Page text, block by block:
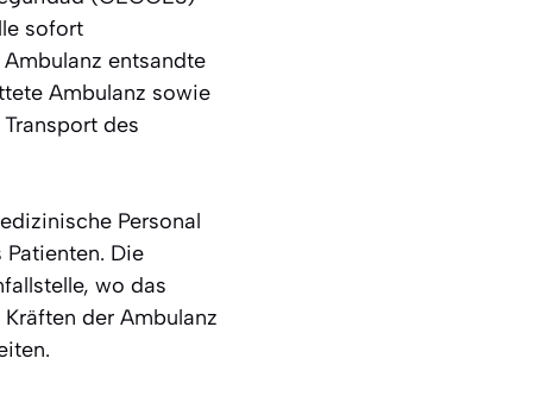
sofort
entsandte
Ambulanz sowie
des
Personal
Die
wo das
der Ambulanz